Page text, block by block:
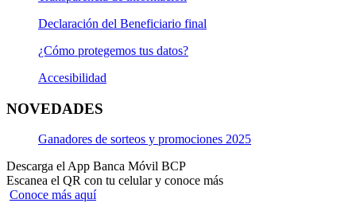
Declaración del Beneficiario final
¿Cómo protegemos tus datos?
Accesibilidad
NOVEDADES
Ganadores de sorteos y promociones 2025
Descarga el App Banca Móvil BCP
Escanea el QR con tu celular y conoce más
Conoce más aquí